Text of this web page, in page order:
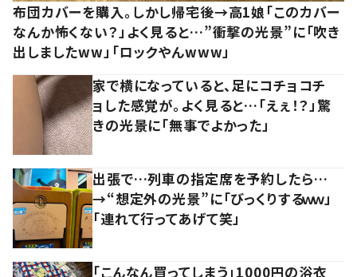
布団カバーを購入。しかし帰宅後→高1娘「このカバー
なんか怖くない？」よく見ると…”衝撃の光景”に「吹き
出しましたww」「ロックやんwww」
家で横になっていると、足にコチョコチ
ョした感覚が。よく見ると…「えぇ！？」驚
きの光景に「無事でよかった」
出張で…列車の指定席を予約したら…
→“想定外の光景”に「びっくりするｗｗ」
「連れて行ってあげて笑」
「こんなん買ってしまう」1000円の浴衣